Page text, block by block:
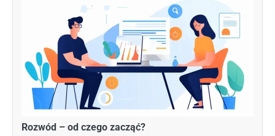
Rozwód – od czego zacząć?